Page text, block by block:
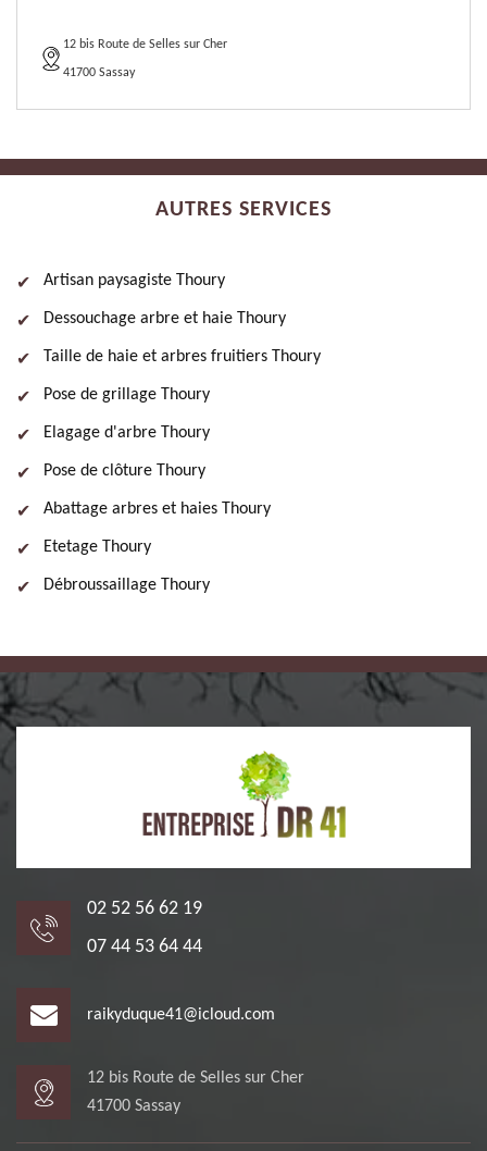
12 bis Route de Selles sur Cher
41700 Sassay
AUTRES SERVICES
Artisan paysagiste Thoury
Dessouchage arbre et haie Thoury
Taille de haie et arbres fruitiers Thoury
Pose de grillage Thoury
Elagage d'arbre Thoury
Pose de clôture Thoury
Abattage arbres et haies Thoury
Etetage Thoury
Débroussaillage Thoury
02 52 56 62 19
07 44 53 64 44
raikyduque41@icloud.com
12 bis Route de Selles sur Cher
41700 Sassay